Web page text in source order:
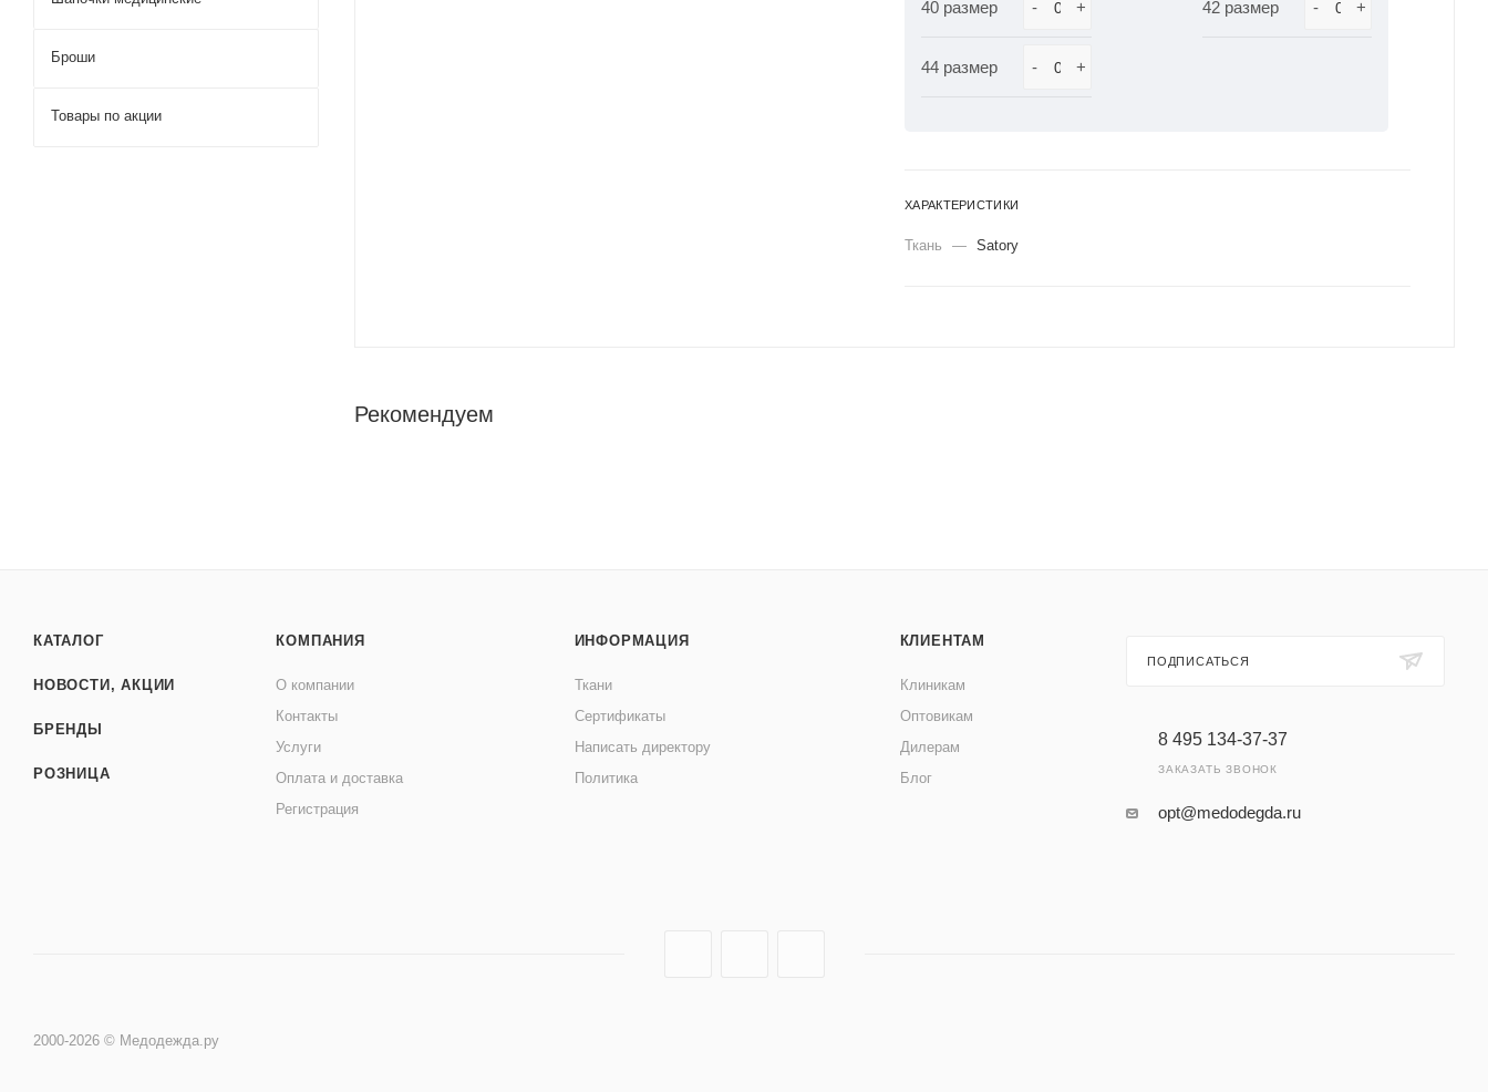
40 размер - + 42 размер - +
44 размер - +
ХАРАКТЕРИСТИКИ
Ткань — Satory
Рекомендуем
Броши
Товары по акции
КАТАЛОГ
НОВОСТИ, АКЦИИ
БРЕНДЫ
РОЗНИЦА
КОМПАНИЯ
О компании
Контакты
Услуги
Оплата и доставка
Регистрация
ИНФОРМАЦИЯ
Ткани
Сертификаты
Написать директору
Политика
КЛИЕНТАМ
Клиникам
Оптовикам
Дилерам
Блог
ПОДПИСАТЬСЯ
8 495 134-37-37
ЗАКАЗАТЬ ЗВОНОК
opt@medodegda.ru
2000-2026 © Медодежда.ру